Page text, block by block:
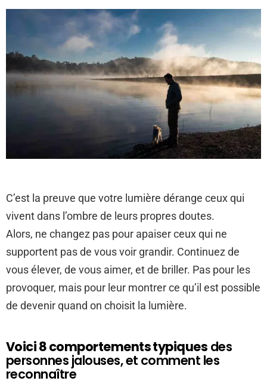
C’est la preuve que votre lumière dérange ceux qui
vivent dans l’ombre de leurs propres doutes.
Alors, ne changez pas pour apaiser ceux qui ne
supportent pas de vous voir grandir. Continuez de
vous élever, de vous aimer, et de briller. Pas pour les
provoquer, mais pour leur montrer ce qu’il est possible
de devenir quand on choisit la lumière.
Voici8 comportements typiques des
personnes jalouses, et comment les
reconnaître